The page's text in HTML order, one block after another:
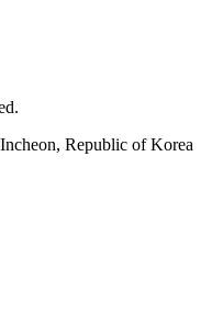
Republic of Korea